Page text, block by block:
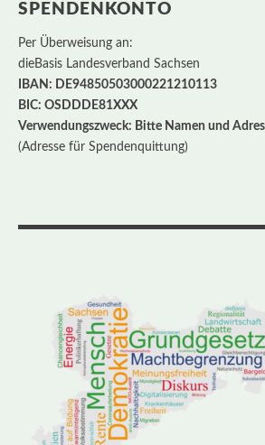
SPENDENKONTO
Per Überweisung an:
dieBasis Landesverband Sachsen
IBAN: DE94850503000221210113
BIC: OSDDDE81XXX
Verwendungszweck: Bitte Namen und
(Adresse für Spendenquittung)